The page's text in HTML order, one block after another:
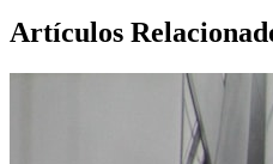
Artículos